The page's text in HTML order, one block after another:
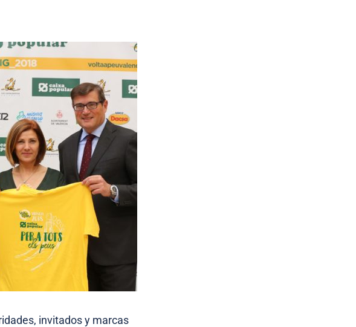
invitados y marcas